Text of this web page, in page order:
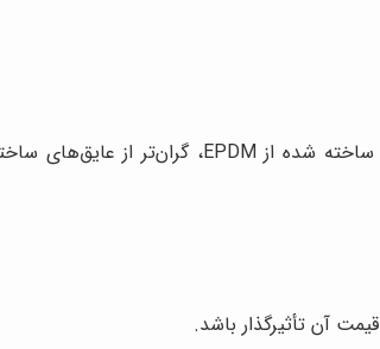
آن تأثیرگذار باشد.